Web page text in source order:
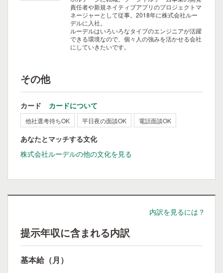
責任者や新規ネイティブアプリのプロジェクトマ
ネージャーとして従事。2018年に株式会社ルー
デルに入社。
ルーデルはいろいろなタイプのエンジニアが活躍
できる環境なので、個々人の強みを活かせる会社
にしていきたいです。
その他
カード カードについて
他社選考待ちOK 平日夜の面談OK 電話面談OK
あなたとマッチする文化
株式会社ルーデルの他の文化を見る
内訳を見るには？
提示年収に含まれる内訳
基本給（月）